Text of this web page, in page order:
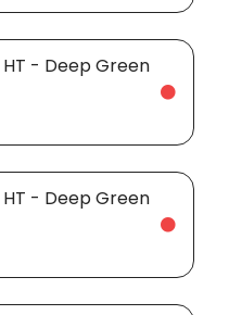
- Deep Green
- Deep Green